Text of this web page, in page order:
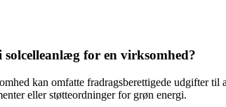
solcelleanlæg for en virksomhed?
kan omfatte fradragsberettigede udgifter
eller støtteordninger for grøn energi.